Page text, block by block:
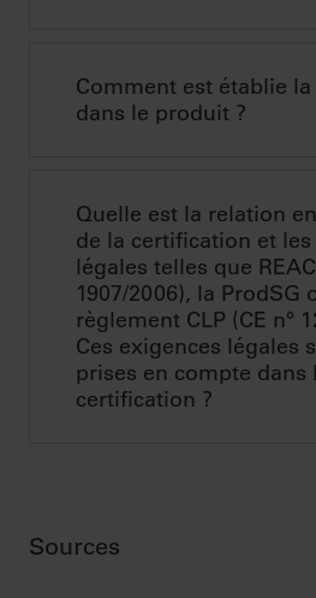
Comment est établie
dans le produit ?
Quelle est la relation
de la certification et les
légales telles que
1907/2006), la ProdSG
règlement CLP (CE n°
Ces exigences légales
prises en compte dans
certification ?
Sources